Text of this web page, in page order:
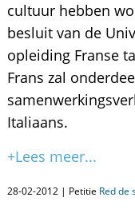
cultuur hebben
besluit van de
opleiding Franse
Frans zal
Italiaans.
+Lees meer...
28-02-2012 | Petitie Red de